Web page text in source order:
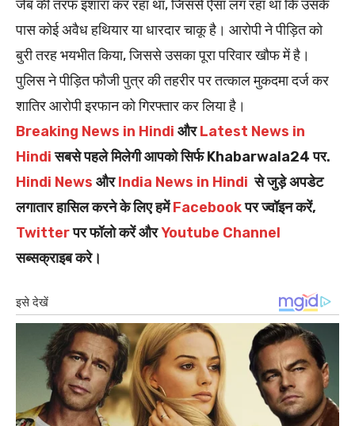
जेब की तरफ इशारा कर रहा था, जिससे ऐसा लग रहा था कि उसके
पास कोई अवैध हथियार या धारदार चाकू है। आरोपी ने पीड़ित को
बुरी तरह भयभीत किया, जिससे उसका पूरा परिवार खौफ में है।
पुलिस ने पीड़ित फौजी पुत्र की तहरीर पर तत्काल मुकदमा दर्ज कर
शातिर आरोपी इरफान को गिरफ्तार कर लिया है।
Breaking News in Hindi औरLatest News in
Hindiसबसे पहले मिलेगी आपको सिर्फ Khabarwala24 पर.
Hindi News औरIndia News in Hindi से जुड़े अपडेट
लगातार हासिल करने के लिए हमेंFacebookपर ज्वॉइन करें,
Twitterपर फॉलो करें औरYoutube Channel
सब्सक्राइब करे।